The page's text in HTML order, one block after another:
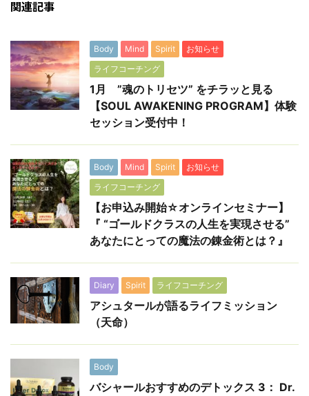
関連記事
Body Mind Spirit
お知らせ
ライフコーチング
1月 ”魂のトリセツ” をチラッと見る
【SOUL AWAKENING PROGRAM】体験
セッション受付中！
Body Mind Spirit
お知らせ
ライフコーチング
【お申込み開始☆オンラインセミナー】
『 “ゴールドクラスの人生を実現させる”
あなたにとっての魔法の錬金術とは？』
Diary Spirit ライフコーチング
アシュタールが語るライフミッション
（天命）
Body
バシャールおすすめのデトックス 3： Dr.